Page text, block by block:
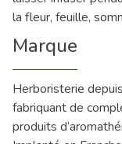
la fleur, feuille,
Marque
Herboristerie
fabriquant de
produits